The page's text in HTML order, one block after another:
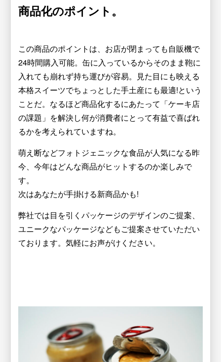
商品化のポイント。
この商品のポイントは、お店が閉まっても自販機で
24時間購入可能。缶に入っているからそのまま鞄に
入れても崩れず持ち運びが容易。見た目にも映える
本格スイーツでちょっとした手土産にも最適!という
ことだ。なるほど商品化するにあたって「ケーキ店
の課題」を解決し何が消費者にとって有益で喜ばれ
るかを考えられていますね。
萌え断などフォトジェニックな食品が人気になる昨
今、今年はどんな商品がヒットするのか楽しみで
す。
次はあなたが手掛ける新商品かも!
弊社では目を引くパッケージのデザインのご提案、
ユニークなパッケージなどもご提案させていただい
ております。気軽にお声がけください。